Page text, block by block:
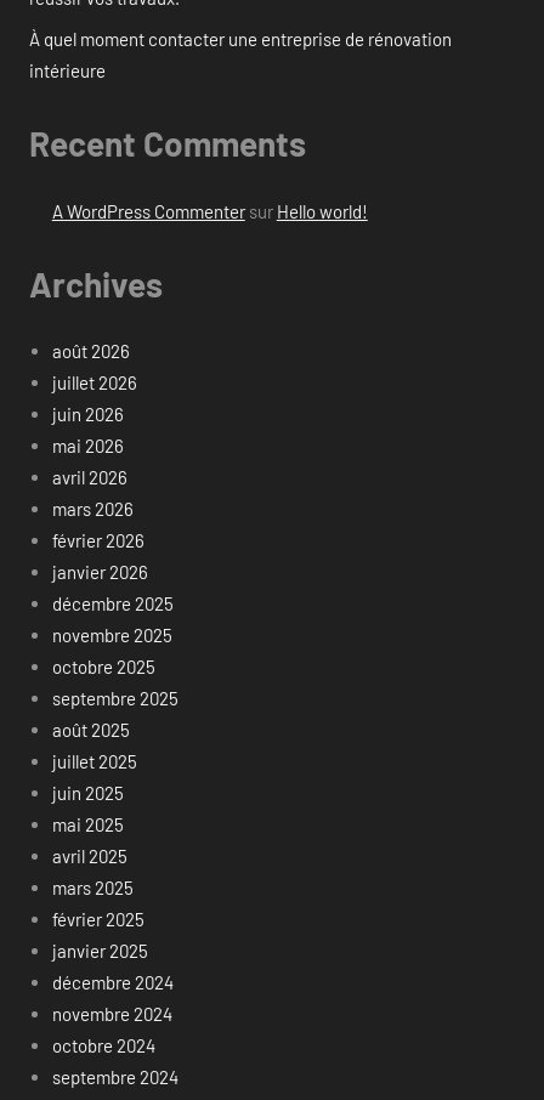
À quel moment contacter une entreprise de rénovation
intérieure
Recent Comments
A WordPress Commentersur Hello world!
Archives
août 2026
juillet 2026
juin 2026
mai 2026
avril 2026
mars 2026
février 2026
janvier 2026
décembre 2025
novembre 2025
octobre 2025
septembre 2025
août 2025
juillet 2025
juin 2025
mai 2025
avril 2025
mars 2025
février 2025
janvier 2025
décembre 2024
novembre 2024
octobre 2024
septembre 2024